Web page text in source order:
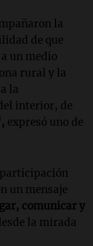
la
de que
un medio
rural y la
la
interior, de
expresó uno de
un mensaje
comunicar y
la mirada